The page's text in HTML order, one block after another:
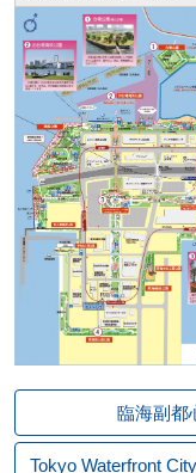
臨海副都
Tokyo Waterfront City